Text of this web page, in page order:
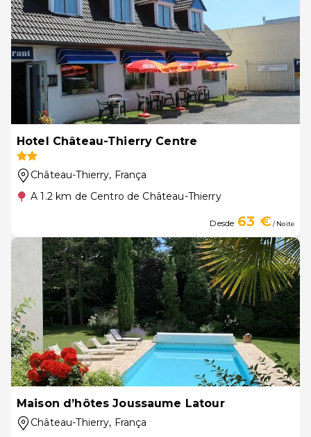
Hotel Château-Thierry Centre
Château-Thierry, França
A 1.2 km de Centro de Château-Thierry
Desde 63 €/ Noite
Maison d’hôtes Joussaume Latour
Château-Thierry, França